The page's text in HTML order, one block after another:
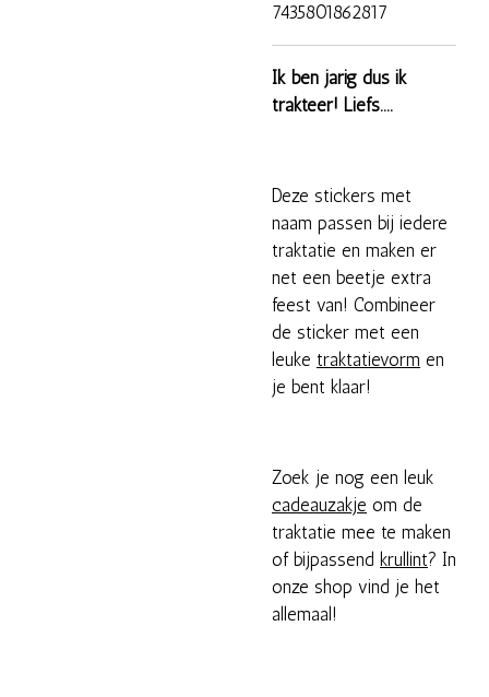
7435801862817
Ik ben jarig dus ik
trakteer! Liefs....
Deze stickers met
naam passen bij iedere
traktatie en maken er
net een beetje extra
feest van! Combineer
de sticker met een
leuke traktatievorm en
je bent klaar!
Zoek je nog een leuk
cadeauzakje om de
traktatie mee te maken
of bijpassend krullint? In
onze shop vind je het
allemaal!